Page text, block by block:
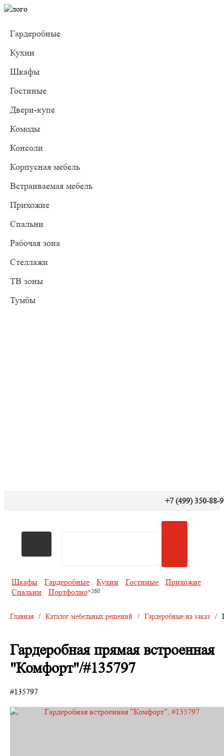
Гардеробные
Кухни
Шкафы
Гостиные
Двери-купе
Комоды
Консоли
Корпусная мебель
Встраиваемая мебель
Прихожие
Спальни
Рабочая зона
Стеллажи
ТВ зоны
Тумбы
+7 (499) 350-88-
Шкафы Гардеробные Кухни Гостиные
Прихожие
Спальни
Портфолио
Главная / Каталог мебельных решений / Гардеробные на заказ /
Гардеробная прямая встроенная
"Комфорт"/#135797
#135797